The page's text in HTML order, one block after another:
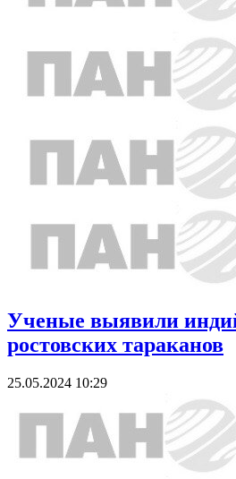
Ученые выявили
ростовских тараканов
25.05.2024 10:29